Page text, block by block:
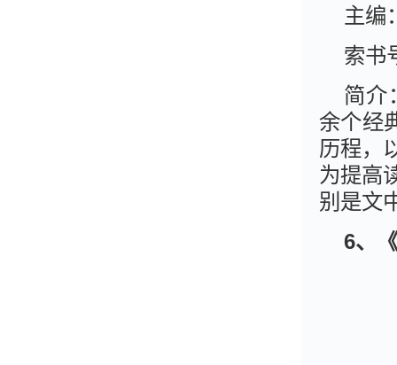
主编
索书
简介
余个经
历程，
为提高
别是文
6、